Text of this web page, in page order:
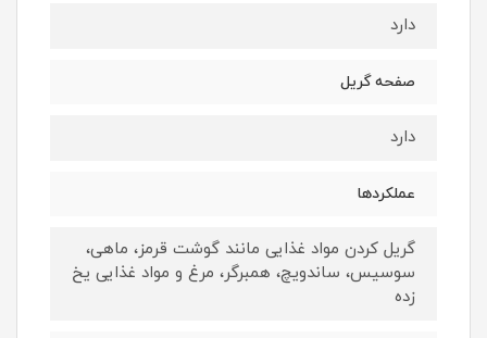
دارد
صفحه گریل
دارد
عملکردها
گریل کردن مواد غذایی مانند گوشت قرمز، ماهی،
سوسیس، ساندویچ، همبرگر، مرغ و مواد غذایی یخ
زده